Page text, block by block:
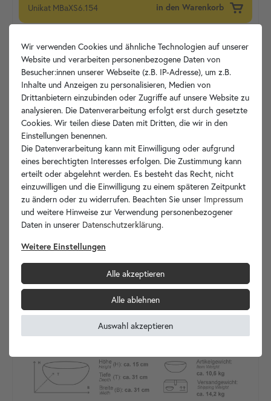
Unikat MBaXS6.154 in den Warenkorb
Wir verwenden Cookies und ähnliche Technologien auf unserer
Website und verarbeiten personenbezogene Daten von
Besucher:innen unserer Webseite (z.B. IP-Adresse), um z.B.
Inhalte und Anzeigen zu personalisieren, Medien von
Drittanbietern einzubinden oder Zugriffe auf unsere Website zu
analysieren. Die Datenverarbeitung erfolgt erst durch gesetzte
Cookies. Wir teilen diese Daten mit Dritten, die wir in den
Einstellungen benennen.
Die Datenverarbeitung kann mit Einwilligung oder aufgrund
eines berechtigten Interesses erfolgen. Die Zustimmung kann
erteilt oder abgelehnt werden. Es besteht das Recht, nicht
einzuwilligen und die Einwilligung zu einem späteren Zeitpunkt
zu ändern oder zu widerrufen. Beachten Sie unser Impressum
und weitere Hinweise zur Verwendung personenbezogener
Daten in unserer Daten­schutz­erklärung.
Weitere Einstellungen
Alle akzeptieren
Alle ablehnen
Auswahl akzeptieren